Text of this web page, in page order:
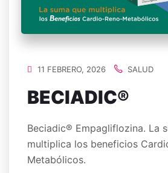
11 FEBRERO, 2026 SALUD
BECIADIC®
Beciadic® Empagliflozina. La
multiplica los beneficios
Metabólicos.